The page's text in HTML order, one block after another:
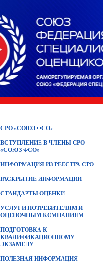
СРО «СОЮЗ ФСО»
ВСТУПЛЕНИЕ В ЧЛЕНЫ СРО
«СОЮЗ ФСО»
ИНФОРМАЦИЯ ИЗ РЕЕСТРА СРО
РАСКРЫТИЕ ИНФОРМАЦИИ
СТАНДАРТЫ ОЦЕНКИ
УСЛУГИ ПОТРЕБИТЕЛЯМ И
ОЦЕНОЧНЫМ КОМПАНИЯМ
ПОДГОТОВКА К
КВАЛИФИКАЦИОННОМУ
ЭКЗАМЕНУ
ПОЛЕЗНАЯ ИНФОРМАЦИЯ